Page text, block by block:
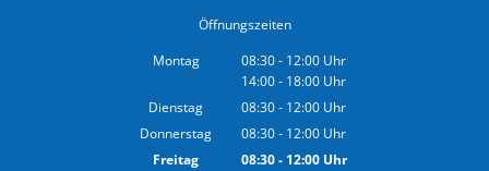
Öffnungszeiten
Montag
08:30- 12:00 Uhr
Von 08:30 bis 12:00 Uhr
14:00- 18:00 Uhr
Von 14:00 bis 18:00 Uhr
Dienstag 08:30- 12:00 Uhr
Von 08:30 bis 12:00 Uhr
Donnerstag 08:30- 12:00 Uhr
Von 08:30 bis 12:00 Uhr
Freitag 08:30- 12:00Uhr